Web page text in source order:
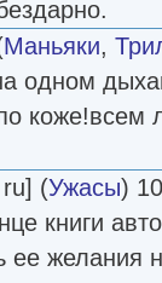
Маньяки,
одном
коже!всем
ru] (Ужасы)
книги
ее желания